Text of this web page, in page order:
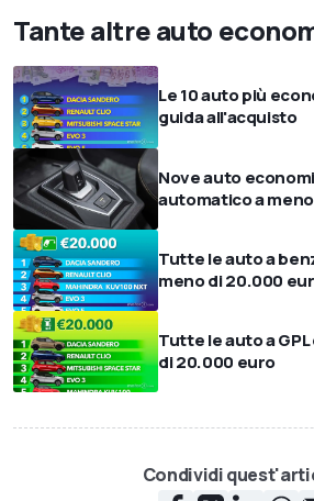
Tante altre auto
Le 10 auto più
guida all'acquisto
Nove auto
automatico a
Tutte le auto a
meno di 20.000
Tutte le auto a
di 20.000 euro
Condividi